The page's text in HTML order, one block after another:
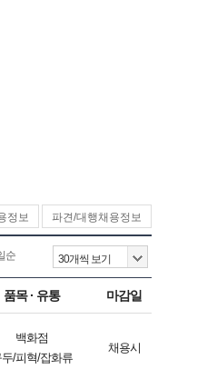
정보 파견/대행채용정보
순
품목 · 유통 마감일
백화점
두/피혁/잡화류
채용시